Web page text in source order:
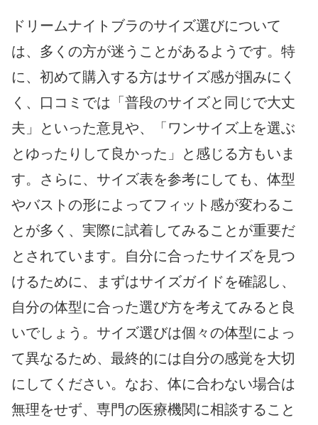
ドリームナイトブラのサイズ選びについて
は、多くの方が迷うことがあるようです。特
に、初めて購入する方はサイズ感が掴みにく
く、口コミでは「普段のサイズと同じで大丈
夫」といった意見や、「ワンサイズ上を選ぶ
とゆったりして良かった」と感じる方もいま
す。さらに、サイズ表を参考にしても、体型
やバストの形によってフィット感が変わるこ
とが多く、実際に試着してみることが重要だ
とされています。自分に合ったサイズを見つ
けるために、まずはサイズガイドを確認し、
自分の体型に合った選び方を考えてみると良
いでしょう。サイズ選びは個々の体型によっ
て異なるため、最終的には自分の感覚を大切
にしてください。なお、体に合わない場合は
無理をせず、専門の医療機関に相談すること